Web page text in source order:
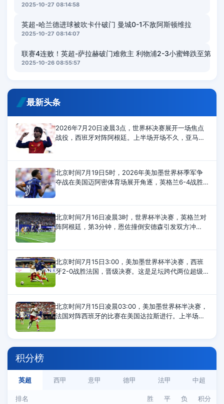
2025-10-27 08:14:58
英超-哈兰德进球被吹卡什破门 曼城0-1不敌阿斯顿维拉
2025-10-27 08:14:07
联赛4连败！英超-萨拉赫破门难救主 利物浦2-3小蜜蜂跌至第
2025-10-26 08:55:57
最新头条
2026年7月20日凌晨3点，世界杯决赛展开一场焦点
战役，西班牙对阵阿根廷。上半场开场不久，亚马尔
北京时间7月19日5时，2026年美加墨世界杯季军争
夺战在美国迈阿密体育场展开角逐，英格兰6-4战胜
北京时间7月16日凌晨3时，世界杯半决赛，英格兰对
阵阿根廷，第3分钟，恩佐撞倒安德森引发双方冲
北京时间7月15日3:00，美加墨世界杯半决赛，西班
牙2-0战胜法国，晋级决赛。这是足坛跨代两位超级
北京时间7月15日凌晨03:00，美加墨世界杯半决赛，
法国对阵西班牙的比赛在美国达拉斯进行。上半场比
积分榜
英超 西甲 意甲 德甲 法甲 中超
排名 胜 平 负 积分